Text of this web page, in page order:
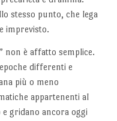
stesso punto, che lega
imprevisto.
non è affatto semplice.
differenti e
più o meno
appartenenti al
gridano ancora oggi